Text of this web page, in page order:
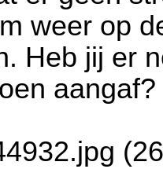
weer op
Heb jij er
aangaf?